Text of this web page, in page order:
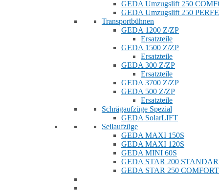
GEDA Umzugslift 250
GEDA Umzugslift 250
Transportbühnen
GEDA 1200 Z/ZP
Ersatzteile
GEDA 1500 Z/ZP
Ersatzteile
GEDA 300 Z/ZP
Ersatzteile
GEDA 3700 Z/ZP
GEDA 500 Z/ZP
Ersatzteile
Schrägaufzüge Spezial
GEDA SolarLIFT
Seilaufzüge
GEDA MAXI 150S
GEDA MAXI 120S
GEDA MINI 60S
GEDA STAR 200
GEDA STAR 250 COMFORT